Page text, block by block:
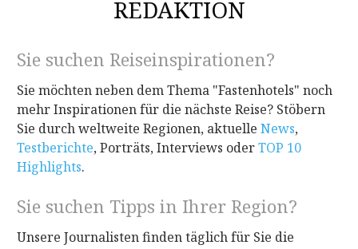
REDAKTION
Sie suchen Reiseinspirationen?
Sie möchten neben dem Thema "Fastenhotels" noch
mehr Inspirationen für die nächste Reise? Stöbern
Sie durch weltweite Regionen, aktuelle News,
Testberichte, Porträts, Interviews oderTOP 10
Highlights.
Sie suchen Tipps in Ihrer Region?
Unsere Journalisten finden täglich für Sie die